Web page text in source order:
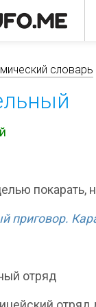
словарь
покарать,
приговор.
отряд